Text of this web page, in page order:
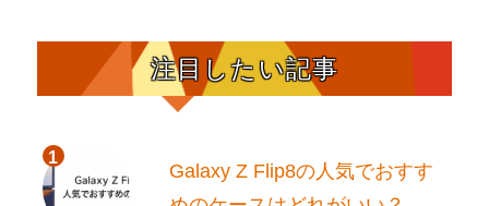
注目したい記事
Galaxy Z Flip8の人気でおすす